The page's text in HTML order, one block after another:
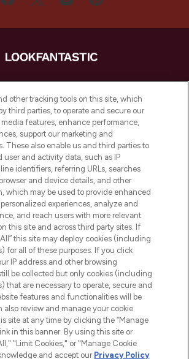
ist Europas ultimativer
Onlineshop mit den besten
aus Haut- und Haarpflege
Make-Up von über 200
Marken. Shoppe online
über die App mit kostenloser
ab einem Einkaufswert von 30€.
Cookie-Einwilligung
Sell or Share My Personal
Information
HILFE & INFORMATION
IMPRESSUM
LOOKFANTASTIC
other tracking tools on this site, which
third parties, to operate and secure our
media features, enhance performance,
support our marketing and
These also enable us and third parties to
user and activity data, such as IP
identifiers, referring URLs, searches
and device details, and other
which may be used to provide enhanced
experiences, analyze and
and reach users with more relevant
this site and across third party sites. If
this site may deploy cookies (including
for all of these purposes. If you click
IP address and other browsing
be collected but only cookies (including
that are necessary to operate, secure and
features and functionalities will be
also review and manage your cookie
site at any time by clicking the “Manage
in this banner. By using this site or
"Limit Cookies," or "Manage Cookie
and accept our Privacy Policy